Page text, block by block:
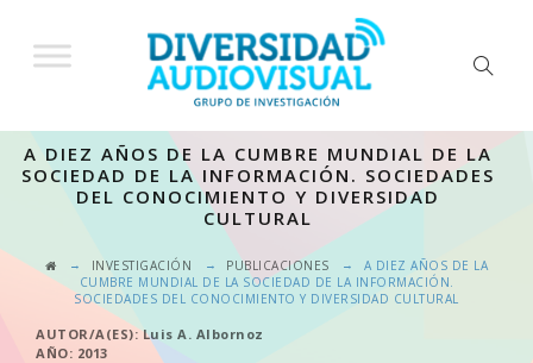
A DIEZ AÑOS DE LA CUMBRE MUNDIAL DE LA
SOCIEDAD DE LA INFORMACIÓN. SOCIEDADES
DEL CONOCIMIENTO Y DIVERSIDAD
CULTURAL
→ INVESTIGACIÓN → PUBLICACIONES →
A DIEZ AÑOS DE LA
CUMBRE MUNDIAL DE LA SOCIEDAD DE LA INFORMACIÓN.
SOCIEDADES DEL CONOCIMIENTO Y DIVERSIDAD CULTURAL
AUTOR/A(ES): Luis A. Albornoz
AÑO: 2013